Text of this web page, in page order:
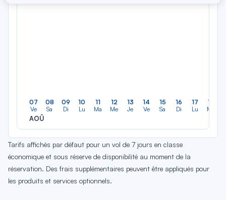
07
Ve
AOÛ
08
Sa
09
Di
10
Lu
11
Ma
12
Me
13
Je
14
Ve
15
Sa
16
Di
17
Lu
18
Ma
Tarifs affichés par défaut pour un vol de 7 jours en classe
économique et sous réserve de disponibilité au moment de la
réservation. Des frais supplémentaires peuvent être appliqués pour
les produits et services optionnels.